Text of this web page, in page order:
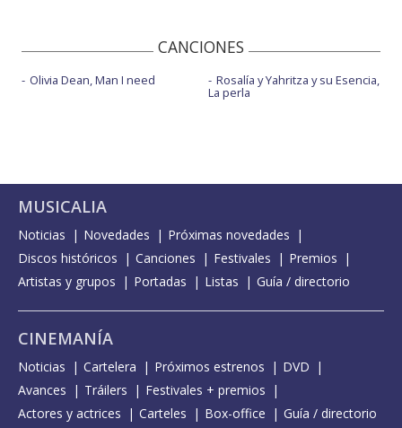
CANCIONES
Olivia Dean, Man I need Rosalía y Yahritza y su Esencia,
La perla
MUSICALIA
Noticias Novedades
Próximas novedades
Discos históricos
Canciones Festivales
Premios
Artistas y grupos
Portadas Listas Guía / directorio
CINEMANÍA
Noticias Cartelera Próximos estrenos
DVD
Avances
Tráilers
Festivales + premios
Actores y actrices
Carteles Box-office Guía / directorio